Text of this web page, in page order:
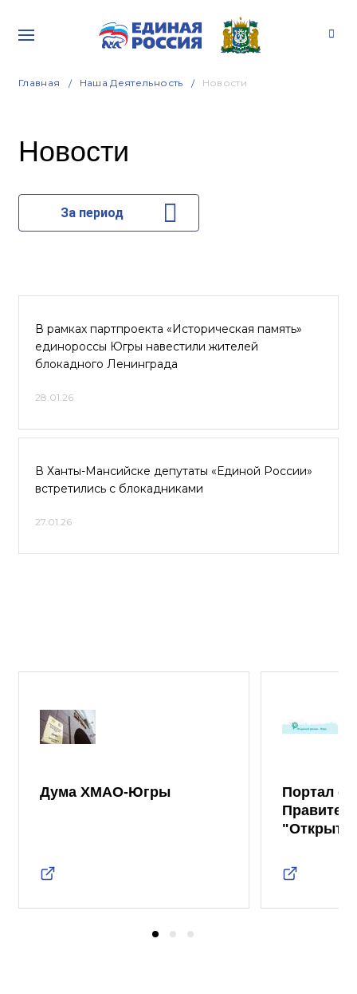
Главная Наша Деятельность Новости
Новости
За период
В рамках партпроекта «Историческая память»
единороссы Югры навестили жителей
блокадного Ленинграда
28.01.26
В Ханты-Мансийске депутаты «Единой России»
встретились с блокадниками
27.01.26
Дума ХМАО-Югры
Портал